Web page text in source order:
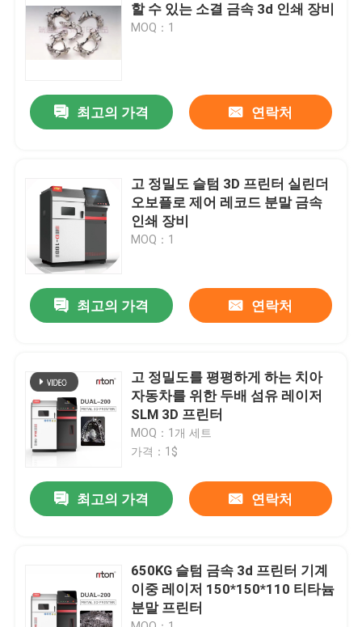
제품 소개
회사 소개
공장 투어
연락처
모든 케이스
레이저는 3D 프린터를 금속을 입힙니다
치아 금속 3D 프린터
할 수 있는 소결 금속 3d 인쇄 장비
MOQ：1
최고의 가격 연락처
고 정밀도 슬텀 3D 프린터 실린더
오보플로 제어 레코드 분말 금속
인쇄 장비
MOQ：1
최고의 가격 연락처
고 정밀도를 평평하게 하는 치아
자동차를 위한 두배 섬유 레이저
SLM 3D 프린터
MOQ：1개 세트
가격：1$
최고의 가격 연락처
650KG 슬텀 금속 3d 프린터 기계
이중 레이저 150*150*110 티타늄
분말 프린터